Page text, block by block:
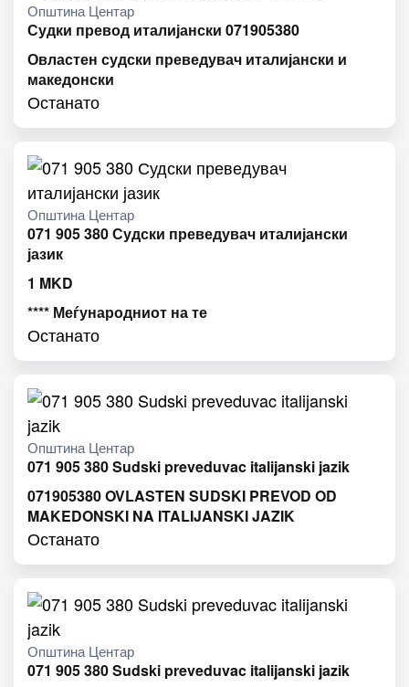
Општина Центар
Судки превод италијански 071905380
Овластен судски преведувач италијански и
македонски
Останато
Општина Центар
071 905 380 Судски преведувач италијански
јазик
1 MKD
**** Меѓународниот на те
Останато
Општина Центар
071 905 380 Sudski preveduvac italijanski jazik
071905380 OVLASTEN SUDSKI PREVOD OD
MAKEDONSKI NA ITALIJANSKI JAZIK
Останато
Општина Центар
071 905 380 Sudski preveduvac italijanski jazik